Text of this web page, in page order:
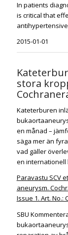
In patients
is critical that
2015-01-01
stora
Kateterburen
en månad –
säga mer än
vad gäller
en
Paravastu SCV
aneurysm.
Issue 1. Art. No.:
SBU